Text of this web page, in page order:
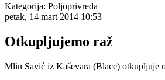
Kategorija: Poljoprivreda
petak, 14 mart 2014 10:53
Otkupljujemo raž
Mlin Savić iz Kaševara (Blace) otkupljuje